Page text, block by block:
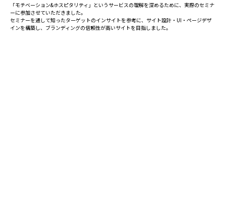
「モチベーション&ホスピタリティ」というサービスの理解を深めるために、実際のセミナ
ーに参加させていただきました。
セミナーを通して知ったターゲットのインサイトを参考に、サイト設計・UI・ページデザ
インを構築し、ブランディングの信頼性が高いサイトを目指しました。